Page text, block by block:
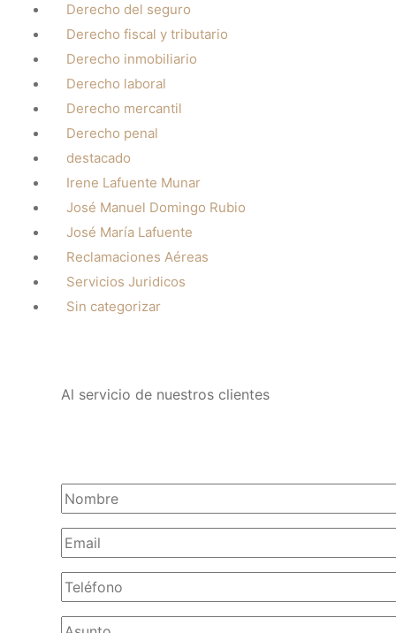
Derecho del seguro
Derecho fiscal y tributario
Derecho inmobiliario
Derecho laboral
Derecho mercantil
Derecho penal
destacado
Irene Lafuente Munar
José Manuel Domingo Rubio
José María Lafuente
Reclamaciones Aéreas
Servicios Juridicos
Sin categorizar
Al servicio de nuestros clientes